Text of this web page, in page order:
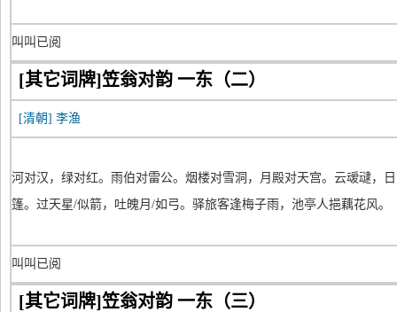
叫叫已阅
[其它词牌]笠翁对韵 一东（二）
[清朝] 李渔
河对汉，绿对红。雨伯对雷公。烟楼对雪洞，月殿对天宫。云叆叇，
篷。过天星/似箭，吐魄月/如弓。驿旅客逢梅子雨，池亭人挹藕花风。
叫叫已阅
[其它词牌]笠翁对韵 一东（三）